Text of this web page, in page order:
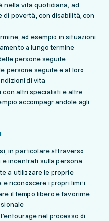
nella vita quotidiana, ad
di povertà, con disabilità, con
ad esempio in situazioni
a lungo termine
persone seguite
persone seguite e al loro
di vita
altri specialisti e altre
accompagnandole agli
in particolare attraverso
incentrati sulla persona
a utilizzare le proprie
riconoscere i propri limiti
il tempo libero e favorirne
nel processo di